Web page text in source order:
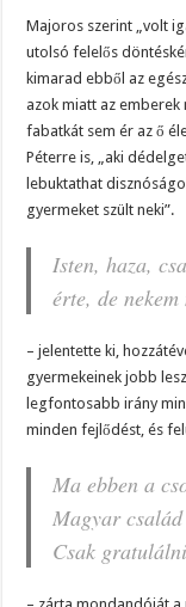
Majoros szerint „volt
utolsó felelős
kimarad ebből az
azok miatt az emberek
fabatkát sem ér az ő
Péterre is, „aki
lebuktathat
gyermeket szült neki”.
Isten, haza,
érte, de
– jelentette ki,
gyermekeinek jobb
legfontosabb irány
minden fejlődést, és
Ma ebben a
Magyar
Csak